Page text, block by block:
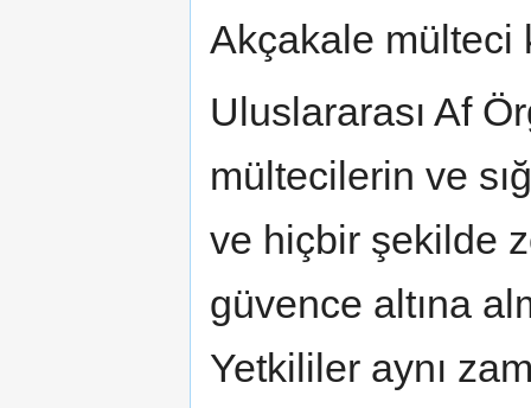
Akçakale mülteci
Uluslararası Af
mültecilerin ve
ve hiçbir şekilde
güvence altına
Yetkililer aynı